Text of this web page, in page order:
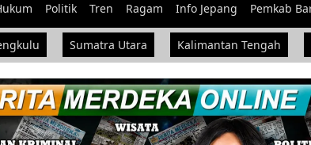
Politik Tren Ragam Info Jepang Pemkab
Sumatra Utara Kalimantan Tengah